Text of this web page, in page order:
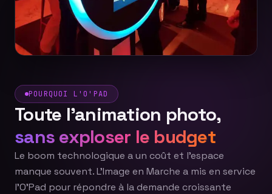
POURQUOI L'O'PAD
Toute l'animation photo,
sans exploser le budget
Le boom technologique a un coût et l'espace
manque souvent. L'Image en Marche a mis en service
l'O'Pad pour répondre à la demande croissante